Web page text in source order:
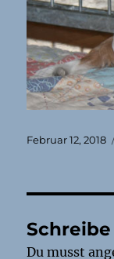
Veröffentlicht
Februar 12, 2018
Du musst